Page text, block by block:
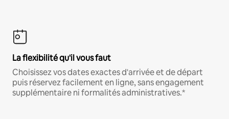
La flexibilité qu'il vous faut
Choisissez vos dates exactes d'arrivée et de départ
puis réservez facilement en ligne, sans engagement
supplémentaire ni formalités administratives.*